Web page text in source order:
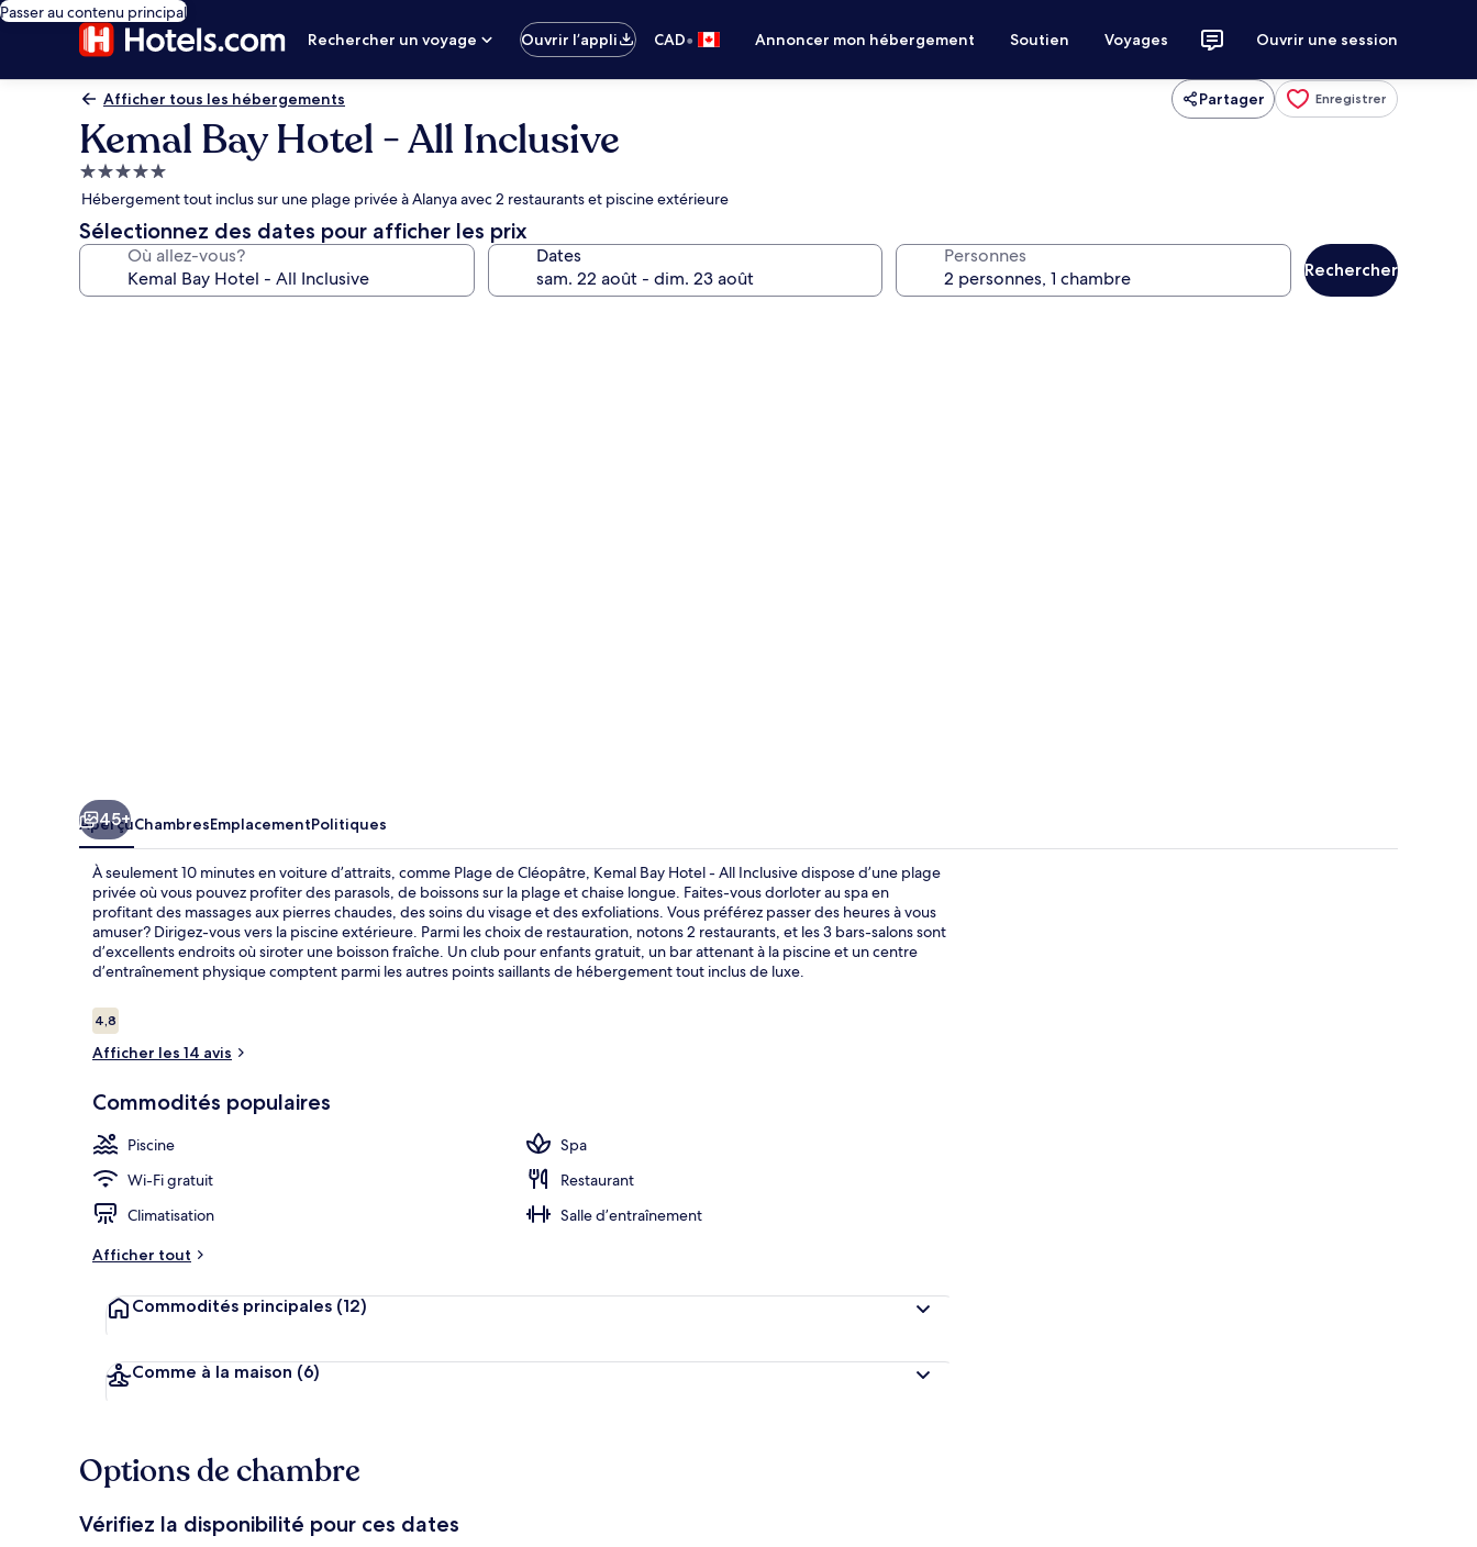
Passer au contenu principal
Rechercher un voyage
Ouvrir l’appli CAD• Annoncer mon hébergement Soutien Voyages Ouvrir une session
Afficher tous les hébergements Partager Enregistrer
Kemal Bay Hotel - All Inclusive
Hébergement
5.0 étoiles
Hébergement tout inclus sur une plage privée à Alanya avec 2 restaurants et piscine extérieure
Sélectionnez des dates pour afficher les prix
Où allez-vous? Dates Personnes
Rechercher
Aire de restauration
45+
AperçuChambresEmplacementPolitiques
À seulement 10 minutes en voiture d’attraits, comme Plage de Cléopâtre, Kemal Bay Hotel - All Inclusive dispose d’une plage
privée où vous pouvez profiter des parasols, de boissons sur la plage et chaise longue. Faites-vous dorloter au spa en
profitant des massages aux pierres chaudes, des soins du visage et des exfoliations. Vous préférez passer des heures à vous
amuser? Dirigez-vous vers la piscine extérieure. Parmi les choix de restauration, notons 2 restaurants, et les 3 bars-salons sont
d’excellents endroits où siroter une boisson fraîche. Un club pour enfants gratuit, un bar attenant à la piscine et un centre
d’entraînement physique comptent parmi les autres points saillants de hébergement tout inclus de luxe.
Avis
4,84,8 sur 10 –
Afficher les 14 avis
Commodités populaires
Piscine
Spa
Wi-Fi gratuit
Restaurant
Climatisation
Salle d’entraînement
Afficher tout
Commodités principales (12)
Comme à la maison (6)
Options de chambre
Vérifiez la disponibilité pour ces dates